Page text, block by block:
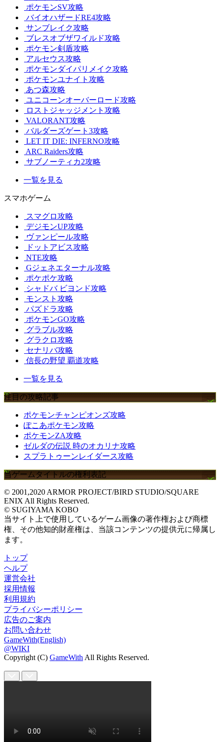
ポケモンSV攻略
バイオハザードRE4攻略
サンブレイク攻略
ブレスオブザワイルド攻略
ポケモン剣盾攻略
アルセウス攻略
ポケモンダイパリメイク攻略
ポケモンユナイト攻略
あつ森攻略
ユニコーンオーバーロード攻略
ロストジャッジメント攻略
VALORANT攻略
バルダーズゲート3攻略
LET IT DIE: INFERNO攻略
ARC Raiders攻略
サブノーティカ2攻略
一覧を見る
スマホゲーム
スマグロ攻略
デジモンUP攻略
ヴァンピール攻略
ドットアビス攻略
NTE攻略
Gジェネエターナル攻略
ポケポケ攻略
シャドバ ビヨンド攻略
モンスト攻略
パズドラ攻略
ポケモンGO攻略
グラブル攻略
グラクロ攻略
セナリバ攻略
信長の野望 覇道攻略
一覧を見る
注目の攻略記事
ポケモンチャンピオンズ攻略
ぽこあポケモン攻略
ポケモンZA攻略
ゼルダの伝説 時のオカリナ攻略
スプラトゥーンレイダース攻略
当ゲームタイトルの権利表記
© 2001,2020 ARMOR PROJECT/BIRD STUDIO/SQUARE
ENIX All Rights Reserved.
© SUGIYAMA KOBO
当サイト上で使用しているゲーム画像の著作権および商標
権、その他知的財産権は、当該コンテンツの提供元に帰属し
ます。
トップ
ヘルプ
運営会社
採用情報
利用規約
プライバシーポリシー
広告のご案内
お問い合わせ
GameWith(English)
@WIKI
Copyright (C) GameWithAll Rights Reserved.